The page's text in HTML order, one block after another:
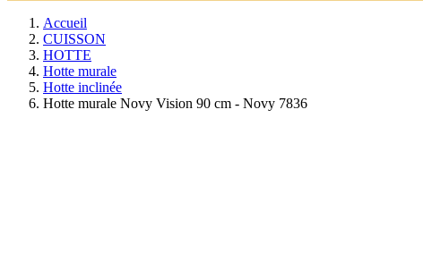
Accueil
CUISSON
HOTTE
Hotte murale
Hotte inclinée
Hotte murale Novy Vision 90 cm - Novy 7836